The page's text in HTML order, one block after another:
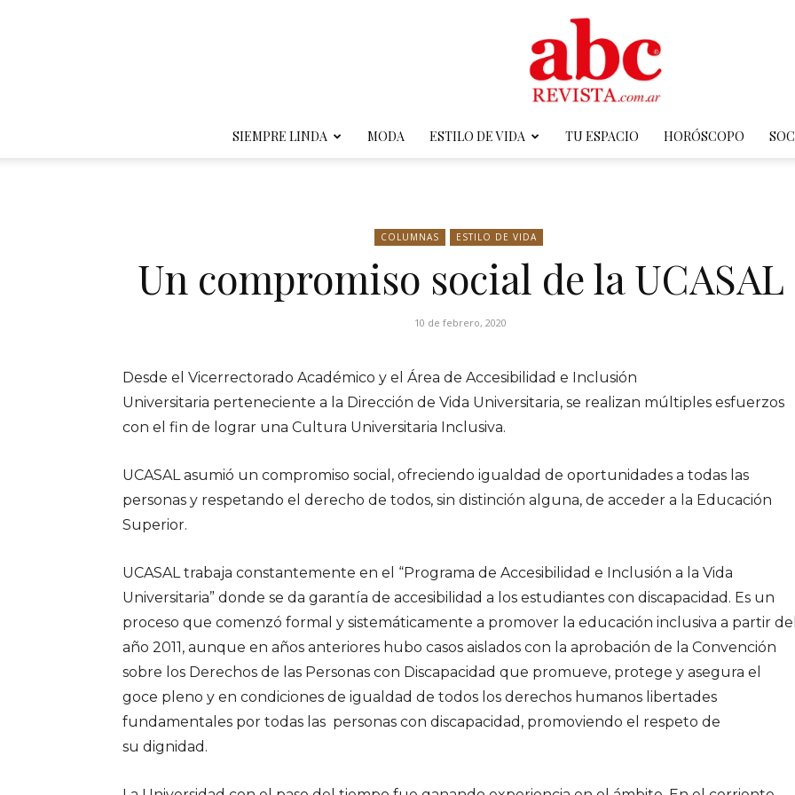
Revista
SIEMPRE LINDA MODA ESTILO DE VIDA TU ESPACIO HORÓSCOPO
COLUMNAS ESTILO DE VIDA
Un compromiso social de la UCASAL
10 de febrero, 2020
Desde el Vicerrectorado Académico y el Área de Accesibilidad e Inclusión
Universitaria perteneciente a la Dirección de Vida Universitaria, se realizan múltiples esfuerzos
con el fin de lograr una Cultura Universitaria Inclusiva.
UCASAL asumió un compromiso social, ofreciendo igualdad de oportunidades a todas las
personas y respetando el derecho de todos, sin distinción alguna, de acceder a la Educación
Superior.
UCASAL trabaja constantemente en el “Programa de Accesibilidad e Inclusión a la Vida
Universitaria” donde se da garantía de accesibilidad a los estudiantes con discapacidad. Es un
proceso que comenzó formal y sistemáticamente a promover la educación inclusiva a partir
año 2011, aunque en años anteriores hubo casos aislados con la aprobación de la Convención
sobre los Derechos de las Personas con Discapacidad que promueve, protege y asegura el
goce pleno y en condiciones de igualdad de todos los derechos humanos libertades
fundamentales por todas las personas con discapacidad, promoviendo el respeto de
su dignidad.